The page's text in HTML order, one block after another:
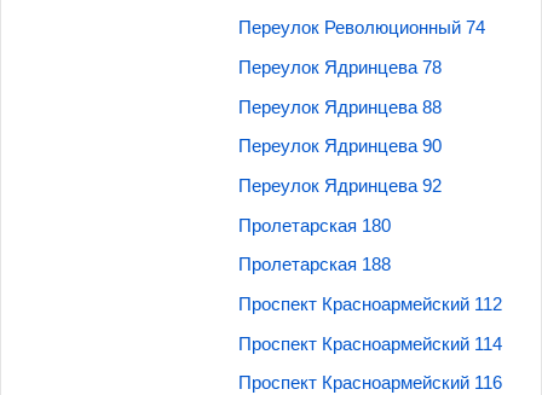
Переулок Революционный 74
Переулок Ядринцева 78
Переулок Ядринцева 88
Переулок Ядринцева 90
Переулок Ядринцева 92
Пролетарская 180
Пролетарская 188
Проспект Красноармейский 112
Проспект Красноармейский 114
Проспект Красноармейский 116